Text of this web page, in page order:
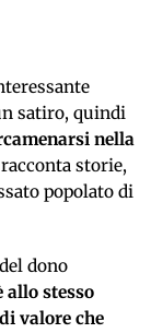
satiro, quindi
nella
storie,
popolato di
dono
allo stesso
valore che